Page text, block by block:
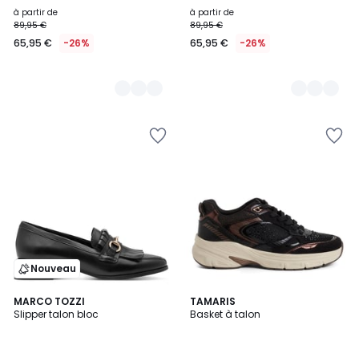
à partir de
89,95 €
65,95 € -26%
à partir de
89,95 €
65,95 € -26%
Nouveau
MARCO TOZZI
Slipper talon bloc
3
Couleurs
TAMARIS
Basket à talon
6
Couleurs